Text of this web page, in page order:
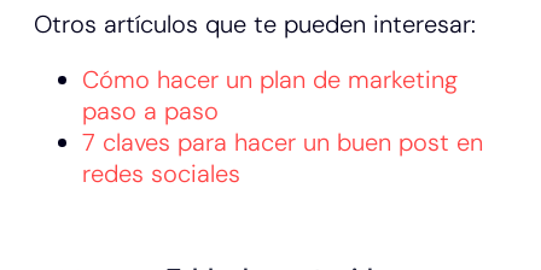
Otros artículos que te pueden interesar:
Cómo hacer un plan de marketing
paso a paso
7 claves para hacer un buen post en
redes sociales